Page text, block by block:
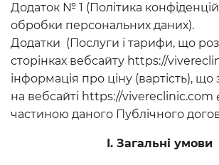
Додаток № 1 (Політика
обробки персональних даних).
Додатки (Послуги і тарифи, що
сторінках вебсайту https://
інформація про ціну (вартість), що
на вебсайті https://vivereclinic.com
частиною даного Публічного
І. Загальні умови